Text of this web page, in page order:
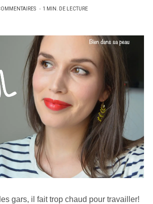
1 MIN. DE LECTURE
gars, il fait trop chaud pour travailler!